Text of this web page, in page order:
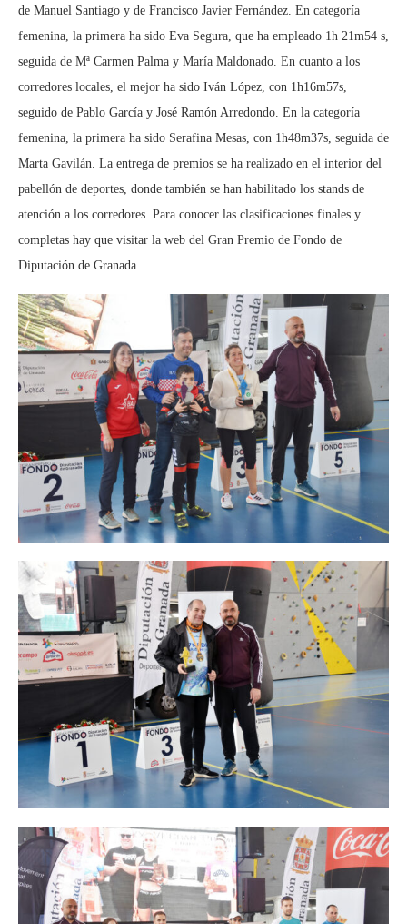
de Manuel Santiago y de Francisco Javier Fernández. En categoría
femenina, la primera ha sido Eva Segura, que ha empleado 1h 21m54 s,
seguida de Mª Carmen Palma y María Maldonado. En cuanto a los
corredores locales, el mejor ha sido Iván López, con 1h16m57s,
seguido de Pablo García y José Ramón Arredondo. En la categoría
femenina, la primera ha sido Serafina Mesas, con 1h48m37s, seguida de
Marta Gavilán. La entrega de premios se ha realizado en el interior del
pabellón de deportes, donde también se han habilitado los stands de
atención a los corredores. Para conocer las clasificaciones finales y
completas hay que visitar la web del Gran Premio de Fondo de
Diputación de Granada.